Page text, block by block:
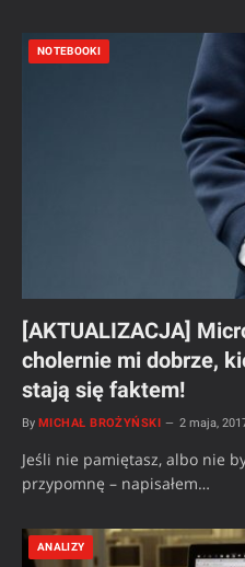
NOTEBOOKI
[AKTUALIZACJA]
cholernie mi dobrze,
stają się faktem!
By MICHAŁ BROŻYŃSKI 2 maja,
Jeśli nie pamiętasz, albo nie
przypomnę – napisałem…
ANALIZY